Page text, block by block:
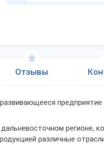
Отзывы
предприятие
регионе,
различные